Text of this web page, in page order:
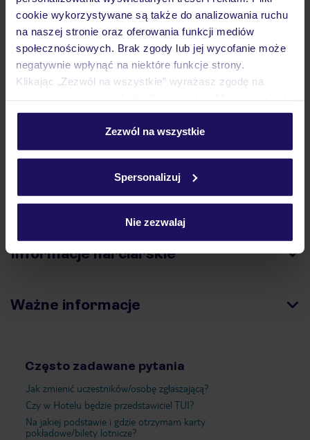
cookie wykorzystywane są także do analizowania ruchu
na naszej stronie oraz oferowania funkcji mediów
społecznościowych. Brak zgody lub jej wycofanie może
negatywnie wpłynąć na niektóre funkcje strony.
Klikając „Zezwól na wszystkie” wyrażasz zgodę na
personalizować swój wybór wchodząc w zakładkę
Szczegółowe informacje o plikach cookie znajdziesz
Zezwól na wszystkie
Spersonalizuj
Nie zezwalaj
Opinie
Wyżywienie
Atrakcje
Informacje narciarskie
Ważne informacje
Często zadawane pytania
Jak zmienić uczestników/osobę zgłaszającą?
Czy w Hotelu będzie przedstawiciel TUI?
Na jakiej podstawie i gdzie otrzymam karty
pokładowe/bilety lotnicze?